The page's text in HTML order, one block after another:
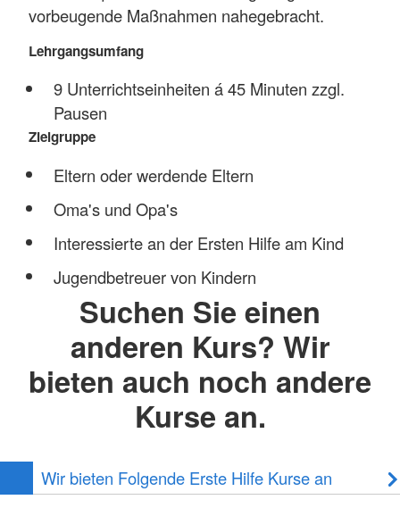
vorbeugende Maßnahmen nahegebracht.
Lehrgangsumfang
9 Unterrichtseinheiten á 45 Minuten zzgl.
Pausen
Zielgruppe
Eltern oder werdende Eltern
Oma's und Opa's
Interessierte an der Ersten Hilfe am Kind
Jugendbetreuer von Kindern
Suchen Sie einen
anderen Kurs? Wir
bieten auch noch andere
Kurse an.
Wir bieten Folgende Erste Hilfe Kurse an